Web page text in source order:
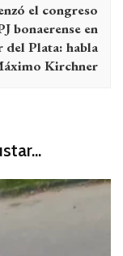
el congreso
bonaerense en
del Plata: habla
Kirchner